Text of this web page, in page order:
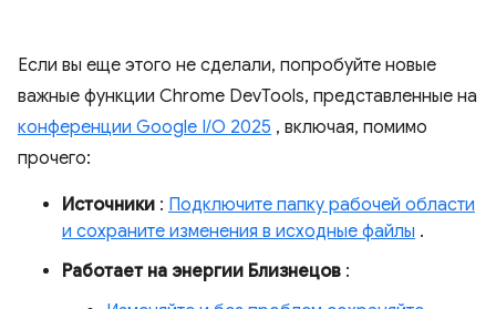
Если вы еще этого не сделали, попробуйте новые
важные функции Chrome DevTools, представленные на
конференции Google I/O 2025 , включая, помимо
прочего:
Источники : Подключите папку рабочей области
и сохраните изменения в исходные файлы .
Работает на энергии Близнецов :